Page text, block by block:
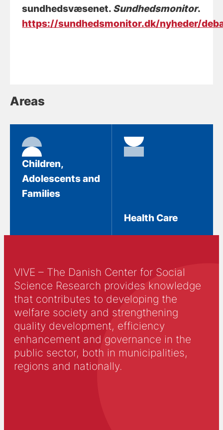
sundhedsvæsenet. Sundhedsmonitor.
https://sundhedsmonitor.dk/nyheder/
Areas
Children,
Adolescents and
Families
Health Care
VIVE – The Danish Center for Social
Science Research provides knowledge
that contributes to developing the
welfare society and strengthening
quality development, efficiency
enhancement and governance in the
public sector, both in municipalities,
regions and nationally.